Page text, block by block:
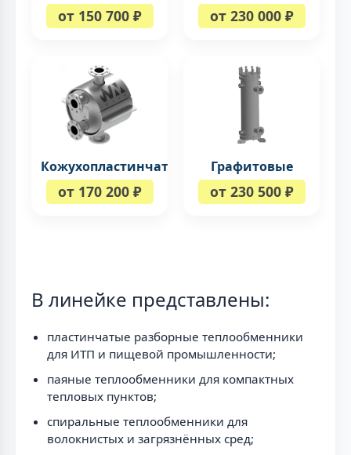
от 150 700 ₽ от 230 000 ₽
Кожухопластинчатые
от 170 200 ₽
Графитовые
от 230 500 ₽
В линейке представлены:
пластинчатые разборные теплообменники
для ИТП и пищевой промышленности;
паяные теплообменники для компактных
тепловых пунктов;
спиральные теплообменники для
волокнистых и загрязнённых сред;